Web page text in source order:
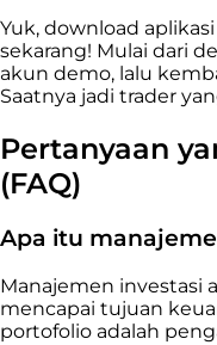
Yuk, download aplikasi
sekarang! Mulai dari
akun demo, lalu
Saatnya jadi trader
Pertanyaan
(FAQ)
Apa itu
Manajemen investasi
mencapai tujuan
portofolio adalah